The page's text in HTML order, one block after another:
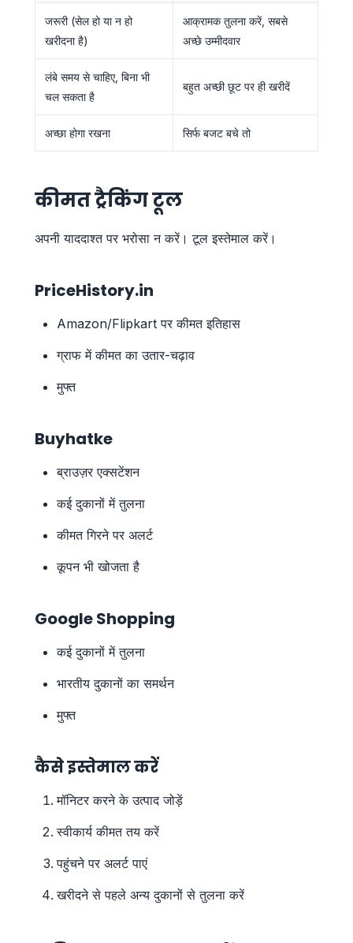
जरूरी (सेल हो या न हो
खरीदना है)
आक्रामक तुलना करें, सबसे
अच्छे उम्मीदवार
लंबे समय से चाहिए, बिना भी
चल सकता है
बहुत अच्छी छूट पर ही खरीदें
अच्छा होगा रखना सिर्फ बजट बचे तो
कीमत ट्रैकिंग टूल
अपनी याददाश्त पर भरोसा न करें। टूल इस्तेमाल करें।
PriceHistory.in
Amazon/Flipkart पर कीमत इतिहास
ग्राफ में कीमत का उतार-चढ़ाव
मुफ्त
Buyhatke
ब्राउज़र एक्सटेंशन
कई दुकानों में तुलना
कीमत गिरने पर अलर्ट
कूपन भी खोजता है
Google Shopping
कई दुकानों में तुलना
भारतीय दुकानों का समर्थन
मुफ्त
कैसे इस्तेमाल करें
मॉनिटर करने के उत्पाद जोड़ें
स्वीकार्य कीमत तय करें
पहुंचने पर अलर्ट पाएं
खरीदने से पहले अन्य दुकानों से तुलना करें